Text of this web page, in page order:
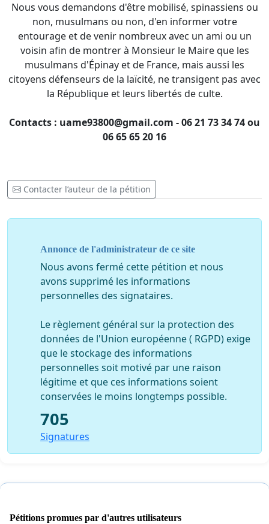
Nous vous demandons d'être mobilisé, spinassiens ou
non, musulmans ou non, d'en informer votre
entourage et de venir nombreux avec un ami ou un
voisin afin de montrer à Monsieur le Maire que les
musulmans d'Épinay et de France, mais aussi les
citoyens défenseurs de la laïcité, ne transigent pas avec
la République et leurs libertés de culte.
Contacts : uame93800@gmail.com - 06 21 73 34 74 ou
06 65 65 20 16
Contacter l’auteur de la pétition
Annonce de l'administrateur de ce site
Nous avons fermé cette pétition et nous
avons supprimé les informations
personnelles des signataires.
Le règlement général sur la protection des
données de l'Union européenne ( RGPD) exige
que le stockage des informations
personnelles soit motivé par une raison
légitime et que ces informations soient
conservées le moins longtemps possible.
705
Signatures
Pétitions promues par d'autres utilisateurs